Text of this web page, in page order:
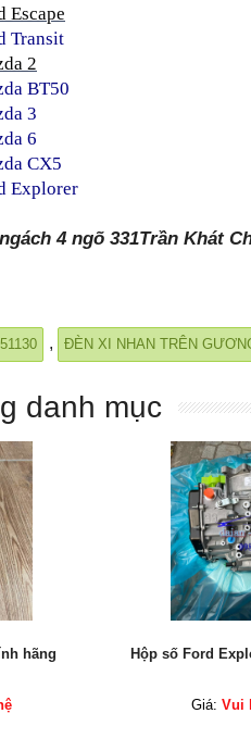
Escape
Transit
2
BT50
3
6
CX5
Explorer
4 ngõ 331Trần Khát
, ĐÈN XI NHAN TRÊN
danh mục
hãng
Két sinh hàn
Giá:Vui